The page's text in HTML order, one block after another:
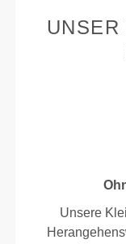
Unsere